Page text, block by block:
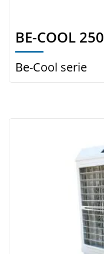
BE-COOL 250
Be-Cool serie